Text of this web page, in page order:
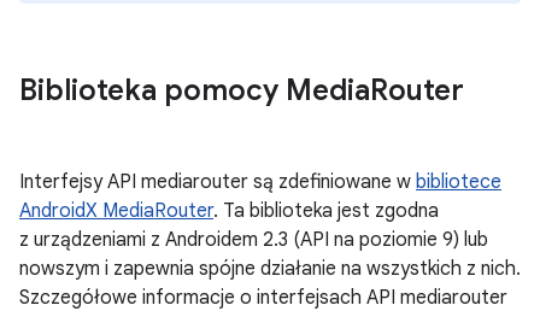
Biblioteka pomocy MediaRouter
Interfejsy API mediarouter są zdefiniowane w bibliotece
AndroidX MediaRouter. Ta biblioteka jest zgodna
z urządzeniami z Androidem 2.3 (API na poziomie 9) lub
nowszym i zapewnia spójne działanie na wszystkich z nich.
Szczegółowe informacje o interfejsach API mediarouter